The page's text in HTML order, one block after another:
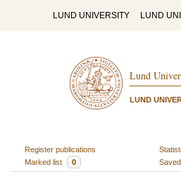
LUND UNIVERSITY LUND
Lund
LUND
Register publications
Marked list
0